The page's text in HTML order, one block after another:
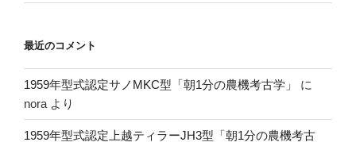
最近のコメント
1959年型式認定サノMKC型「朝1分の農機考古学」
に
nora より
1959年型式認定上越ティラーJH3型「朝1分の農機考古